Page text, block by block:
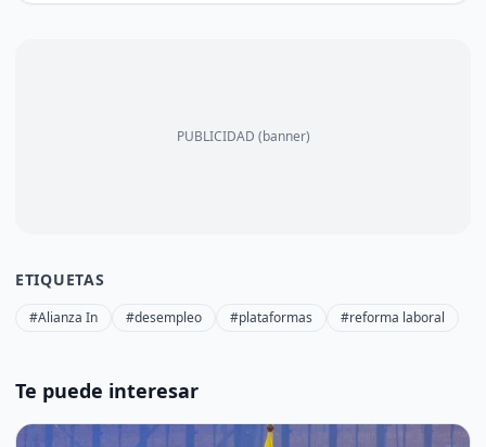
PUBLICIDAD (banner)
ETIQUETAS
#Alianza In #desempleo #plataformas #reforma laboral
Te puede interesar